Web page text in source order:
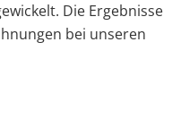
Die Ergebnisse
bei unseren